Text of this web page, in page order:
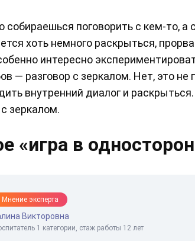
собираешься поговорить с кем-то,
хоть немного раскрыться,
интересно
— разговор с зеркалом. Нет, это
внутренний диалог и
зеркалом.
«игра в
Мнение эксперта
Викторовна
1 категории, стаж работы 12 лет